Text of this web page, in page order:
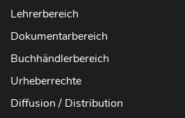
Lehrerbereich
Dokumentarbereich
Buchhändlerbereich
Urheberrechte
Diffusion / Distribution